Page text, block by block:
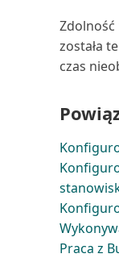
Rentowność
Śledzenie
do
układów
Wysyłanie
danych
za pomocą
Oblicz i
dokumentu)
Oferta
(raport
Oferta
szczegóły
została
czas
Praca z